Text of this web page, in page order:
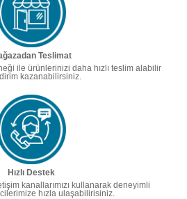
Teslimat
ile ürünlerinizi daha hızlı teslim alabilir
kazanabilirsiniz.
Hızlı Destek
kanallarımızı kullanarak deneyimli
hızla ulaşabilirisiniz.